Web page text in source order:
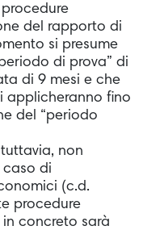
del rapporto di
si presume
di prova” di
di 9 mesi e che
applicheranno fino
del “periodo
non
caso di
(c.d.
procedure
concreto sarà